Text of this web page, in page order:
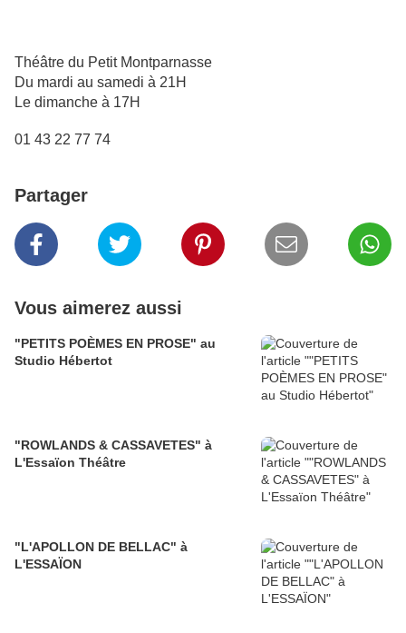
Théâtre du Petit Montparnasse
Du mardi au samedi à 21H
Le dimanche à 17H
01 43 22 77 74
Partager
Vous aimerez aussi
"PETITS POÈMES EN PROSE" au
Studio Hébertot
"ROWLANDS & CASSAVETES" à
L'Essaïon Théâtre
"L'APOLLON DE BELLAC" à
L'ESSAÏON